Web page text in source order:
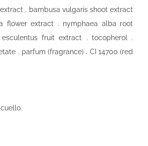
. bambusa vulgaris shoot extract
flower extract . nymphaea alba root
fruit extract . tocopherol .
. parfum (fragrance) . CI 14700 (red